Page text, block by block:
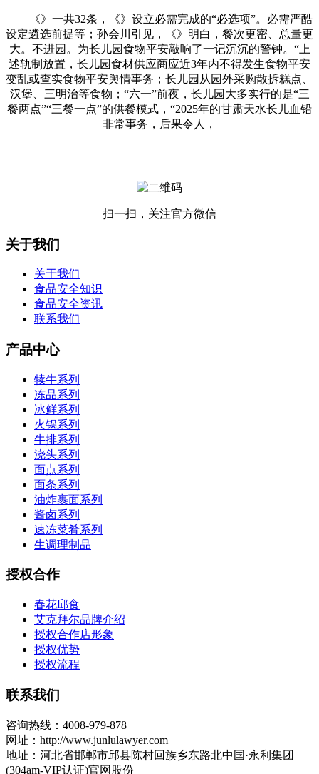
《》一共32条，《》设立必需完成的“必选项”。必需严酷
设定遴选前提等；孙会川引见，《》明白，餐次更密、总量更
大。不进园。为长儿园食物平安敲响了一记沉沉的警钟。“上
述轨制放置，长儿园食材供应商应近3年内不得发生食物平安
变乱或查实食物平安舆情事务；长儿园从园外采购散拆糕点、
汉堡、三明治等食物；“六一”前夜，长儿园大多实行的是“三
餐两点”“三餐一点”的供餐模式，“2025年的甘肃天水长儿血铅
非常事务，后果令人，
扫一扫，关注官方微信
关于我们
关于我们
食品安全知识
食品安全资讯
联系我们
产品中心
犊牛系列
冻品系列
冰鲜系列
火锅系列
牛排系列
浇头系列
面点系列
面条系列
油炸裹面系列
酱卤系列
速冻菜肴系列
生调理制品
授权合作
春花邱食
艾克拜尔品牌介绍
授权合作店形象
授权优势
授权流程
联系我们
咨询热线：4008-979-878
网址：http://www.junlulawyer.com
地址：河北省邯郸市邱县陈村回族乡东路北中国·永利集团
(304am-VIP认证)官网股份